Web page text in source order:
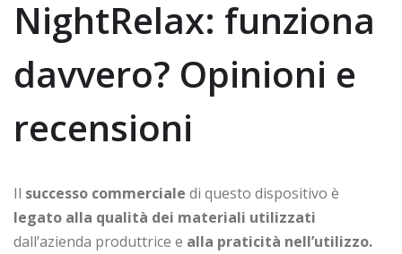
NightRelax: funziona
davvero? Opinioni e
recensioni
Il successo commerciale di questo dispositivo è
legato alla qualità dei materiali utilizzati
dall’azienda produttrice e alla praticità nell’utilizzo.